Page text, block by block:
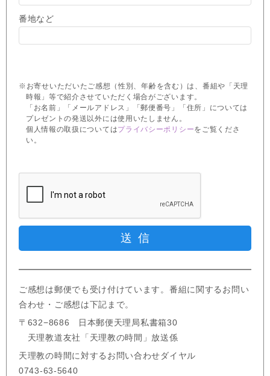
番地など
※お寄せいただいたご感想（性別、年齢を含む）は、番組や「天理
時報」等で紹介させていただく場合がございます。
「お名前」「メールアドレス」「郵便番号」「住所」については
プレゼントの発送以外には使用いたしません。
個人情報の取扱についてはプライバシーポリシーをご覧くださ
い。
ご感想は郵便でも受け付けています。番組に関するお問い
合わせ・ご感想は下記まで。
〒632−8686 日本郵便天理局私書箱30
天理教道友社「天理教の時間」放送係
天理教の時間に対するお問い合わせダイヤル
0743-63-5640